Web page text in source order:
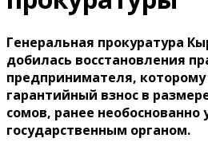
Генеральная прокуратура
добилась восстановления
предпринимателя,
гарантийный взнос в
сомов, ранее
государственным органом.